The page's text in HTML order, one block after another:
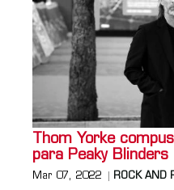
Thom Yorke
para Peaky Blinders
Mar 07, 2022 ROCK AND